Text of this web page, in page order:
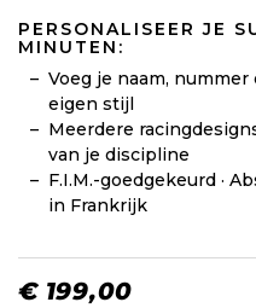
PERSONALISEER JE
MINUTEN:
Voeg je naam,
eigen stijl
Meerdere
van je discipline
F.I.M.-goedgekeurd ·
in Frankrijk
€ 199,00